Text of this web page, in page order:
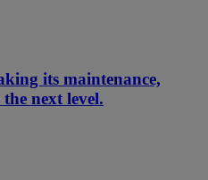
its maintenance,
next level.